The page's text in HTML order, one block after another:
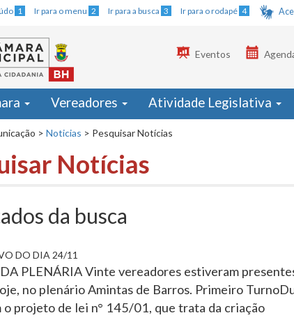
1 Ir para o menu 2 Ir para a busca 3 Ir para o rodapé 4
Eventos
Vereadores Atividade Legislativa
> Noticias > Pesquisar Notícias
Notícias
da busca
DO DIA 24/11
PLENÁRIA Vinte vereadores estiveram
no plenário Amintas de Barros. Primeiro
o projeto de lei n° 145/01, que trata da criação